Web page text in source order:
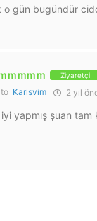
o gün bugündür
Ziyaretçi
Karisvim 2 yıl
yapmış şuan tam